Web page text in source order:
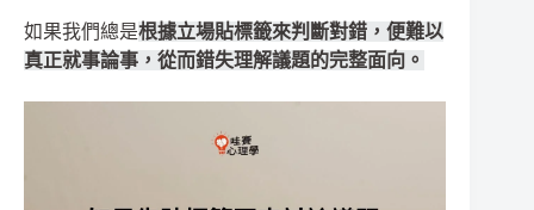
如果我們總是根據立場貼標籤來判斷對錯，便難以
真正就事論事，從而錯失理解議題的完整面向。